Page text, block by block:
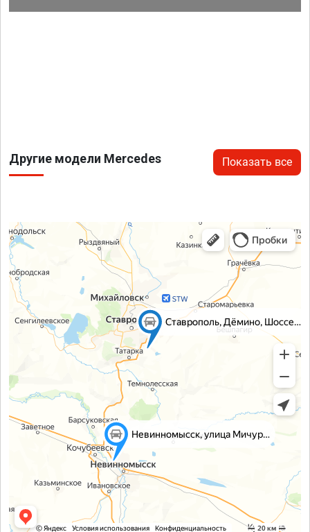
Другие модели Mercedes Показать все